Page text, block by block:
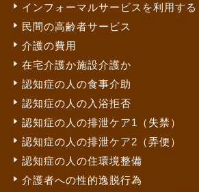
インフォーマルサービスを利用する
民間の高齢者サービス
介護の費用
在宅介護か施設介護か
認知症の人の食事介助
認知症の人の入浴拒否
認知症の人の排泄ケア1（失禁）
認知症の人の排泄ケア2（弄便）
認知症の人の住環境整備
介護者への性的逸脱行為